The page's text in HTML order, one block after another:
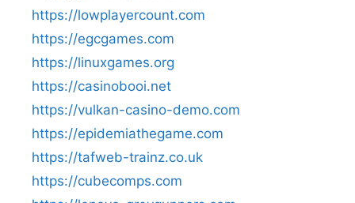
https://lowplayercount.com
https://egcgames.com
https://linuxgames.org
https://casinobooi.net
https://vulkan-casino-demo.com
https://epidemiathegame.com
https://tafweb-trainz.co.uk
https://cubecomps.com